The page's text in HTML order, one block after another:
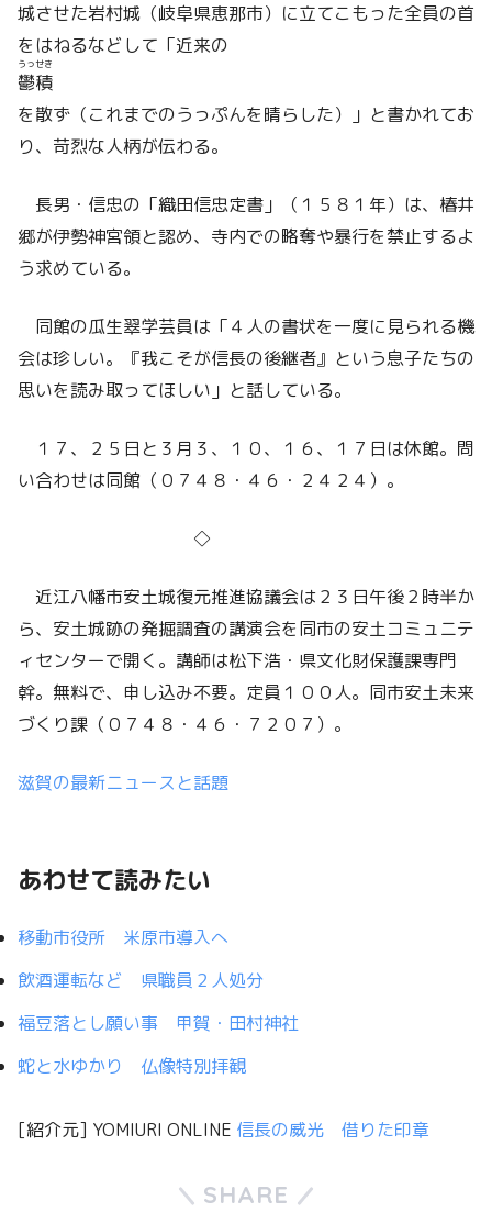
城させた岩村城（岐阜県恵那市）に立てこもった全員の首
をはねるなどして「近来の
鬱積
うっせき
を散ず（これまでのうっぷんを晴らした）」と書かれてお
り、苛烈な人柄が伝わる。
長男・信忠の「織田信忠定書」（１５８１年）は、椿井
郷が伊勢神宮領と認め、寺内での略奪や暴行を禁止するよ
う求めている。
同館の瓜生翠学芸員は「４人の書状を一度に見られる機
会は珍しい。『我こそが信長の後継者』という息子たちの
思いを読み取ってほしい」と話している。
１７、２５日と３月３、１０、１６、１７日は休館。問
い合わせは同館（０７４８・４６・２４２４）。
◇
近江八幡市安土城復元推進協議会は２３日午後２時半か
ら、安土城跡の発掘調査の講演会を同市の安土コミュニテ
ィセンターで開く。講師は松下浩・県文化財保護課専門
幹。無料で、申し込み不要。定員１００人。同市安土未来
づくり課（０７４８・４６・７２０７）。
滋賀の最新ニュースと話題
あわせて読みたい
移動市役所 米原市導入へ
飲酒運転など 県職員２人処分
福豆落とし願い事 甲賀・田村神社
蛇と水ゆかり 仏像特別拝観
[紹介元] YOMIURI ONLINE 信長の威光 借りた印章
SHARE